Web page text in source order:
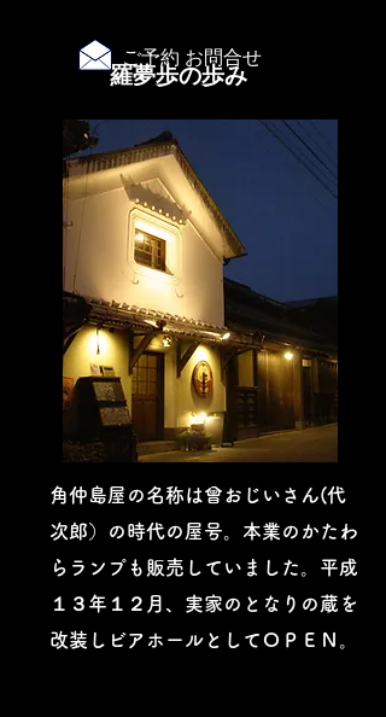
ご予約 お問合せ
羅夢歩の歩み
角仲島屋の名称は曾おじいさん(代
次郎）の時代の屋号。本業のかたわ
らランプも販売していました。平成
１３年１２月、実家のとなりの蔵を
改装しビアホールとしてＯＰＥＮ。